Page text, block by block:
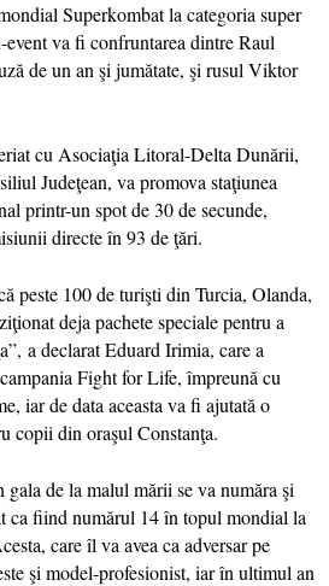
Superkombat la categoria super
va fi confruntarea dintre Raul
de un an şi jumătate, şi rusul Viktor
cu Asociaţia Litoral-Delta Dunării,
Judeţean, va promova staţiunea
printr-un spot de 30 de secunde,
directe în 93 de ţări.
peste 100 de turişti din Turcia, Olanda,
deja pachete speciale pentru a
a declarat Eduard Irimia, care a
Fight for Life, împreună cu
iar de data aceasta va fi ajutată o
copii din oraşul Constanţa.
de la malul mării se va număra şi
ca fiind numărul 14 în topul mondial la
care îl va avea ca adversar pe
şi model-profesionist, iar în ultimul an